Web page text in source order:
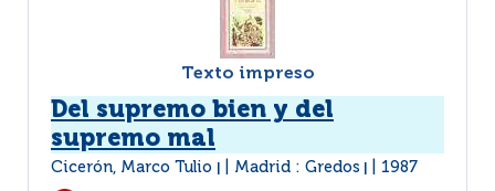
Texto impreso
Del supremo bien y del
supremo mal
Cicerón, Marco Tulio Madrid : Gredos 1987